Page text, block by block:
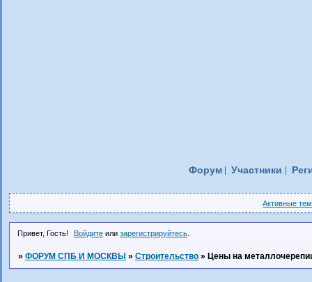
Форум Участники
Активные
Привет, Гость! Войдите илизарегистрируйтесь
» ФОРУМ СПБ И МОСКВЫ » Строительство » Цены на